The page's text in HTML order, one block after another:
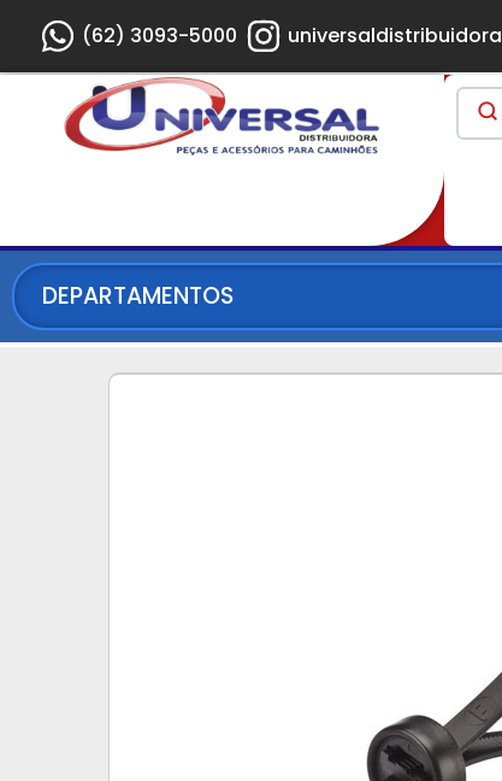
(62) 3093-5000
DEPARTAMENTOS